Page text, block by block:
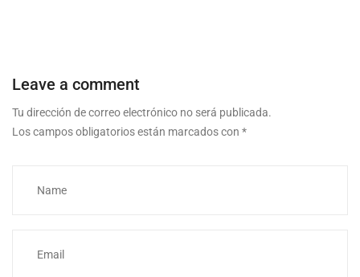
Leave a comment
Tu dirección de correo electrónico no será publicada.
Los campos obligatorios están marcados con *